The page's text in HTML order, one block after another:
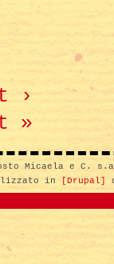
›
»
Micaela e C.
in
[Drupal]